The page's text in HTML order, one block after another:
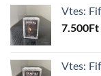
Vtes:
7.500Ft
Vtes: